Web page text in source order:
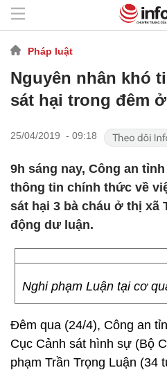
Pháp luật
Nguyên nhân khó
sát hại trong đêm
25/04/2019 - 09:18
9h sáng nay, Công an
thông tin chính thức về
sát hại 3 bà cháu ở thị xã
động dư luận.
Nghi phạm Luận tại cơ
Đêm qua (24/4), Công an
Cục Cảnh sát hình sự (Bộ
phạm Trần Trọng Luận (34